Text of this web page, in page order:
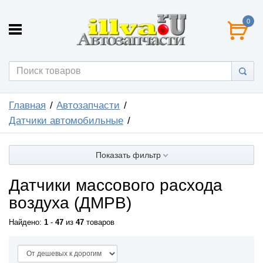
0
Главная
Автозапчасти
Датчики автомобильные
Показать фильтр
Датчики массового расхода
воздуха (ДМРВ)
Найдено: 1 - 47 из 47 товаров